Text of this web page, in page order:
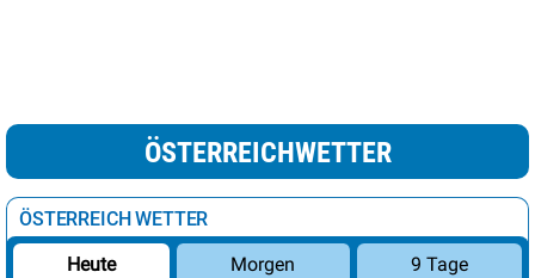
ÖSTERREICHWETTER
ÖSTERREICH WETTER
Heute Morgen 9 Tage